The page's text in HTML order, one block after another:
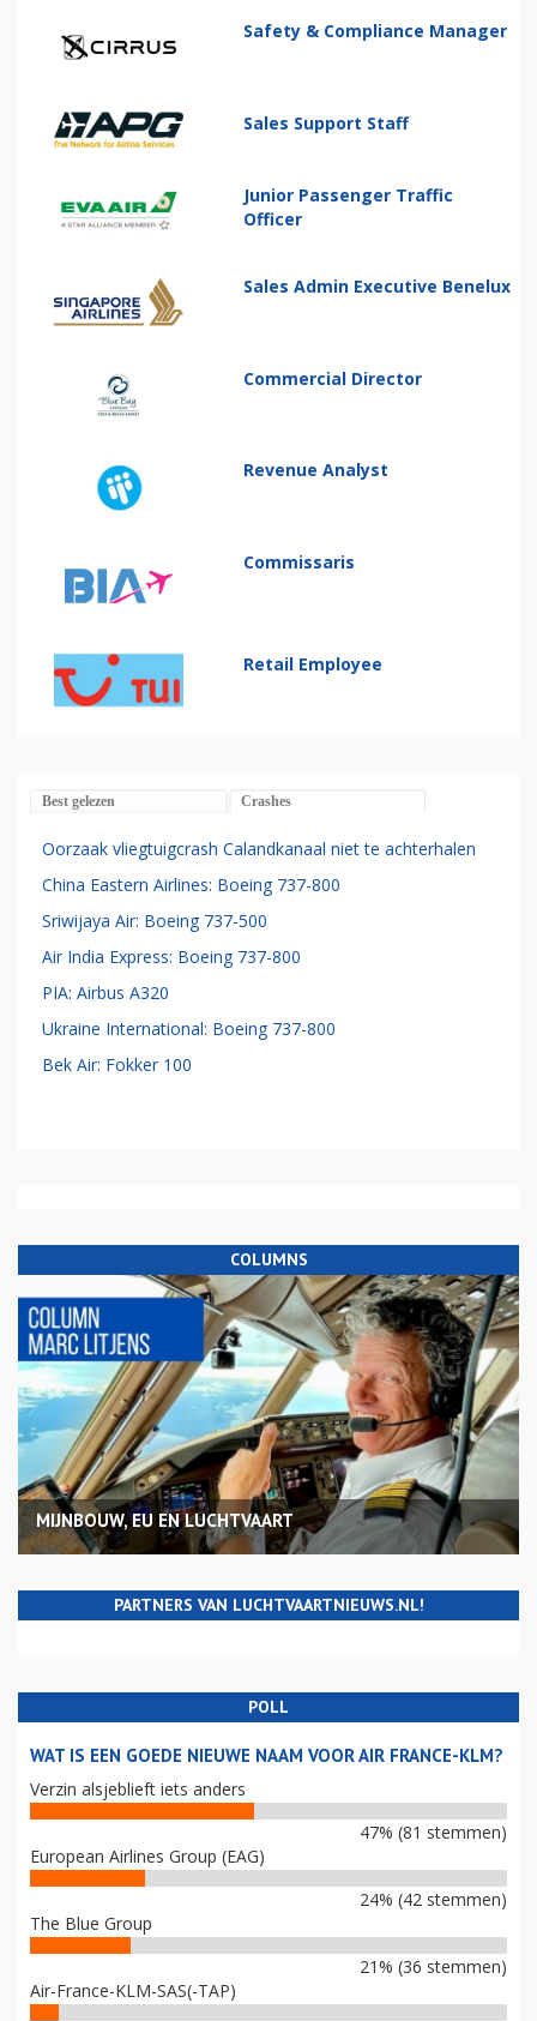
Safety & Compliance Manager
Sales Support Staff
Junior Passenger Traffic
Officer
Sales Admin Executive Benelux
Commercial Director
Revenue Analyst
Commissaris
Retail Employee
Best gelezen Crashes
Oorzaak vliegtuigcrash Calandkanaal niet te achterhalen
China Eastern Airlines: Boeing 737-800
Sriwijaya Air: Boeing 737-500
Air India Express: Boeing 737-800
PIA: Airbus A320
Ukraine International: Boeing 737-800
Bek Air: Fokker 100
COLUMNS
MIJNBOUW, EU EN LUCHTVAART
PARTNERS VAN LUCHTVAARTNIEUWS.NL!
POLL
WAT IS EEN GOEDE NIEUWE NAAM VOOR AIR FRANCE-KLM?
Verzin alsjeblieft iets anders
47% (81 stemmen)
European Airlines Group (EAG)
24% (42 stemmen)
The Blue Group
21% (36 stemmen)
Air-France-KLM-SAS(-TAP)